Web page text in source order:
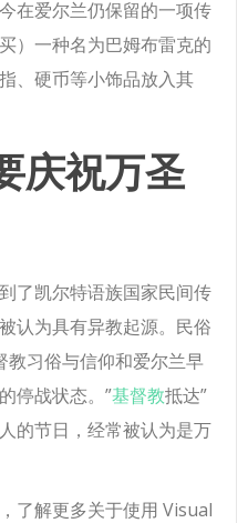
在爱尔兰仍保留的一项传
）一种名为巴姆布雷克的
、硬币等小饰品放入其
庆祝万圣
了凯尔特语族国家民间传
认为具有异教起源。民俗
教习俗与信仰和爱尔兰早
停战状态。”基督教抵达”
的节日，经常被认为是万
了解更多关于使用 Visual